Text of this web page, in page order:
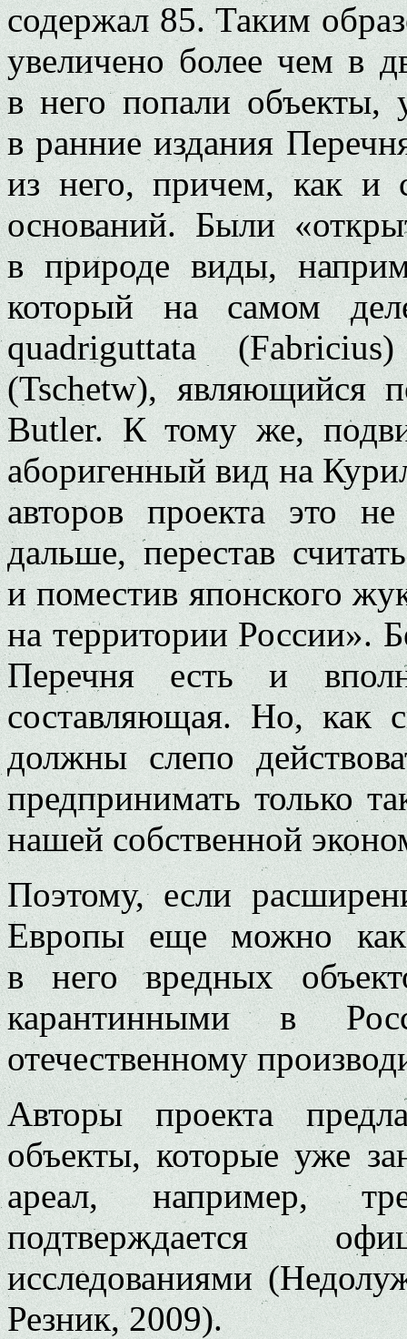
содержал 85. Таким
увеличено более чем в
в него попали объекты,
в ранние издания
из него, причем, как и
оснований. Были
в природе виды,
который на самом
quadriguttata
(Tschetw), являющийся
Butler. К тому же,
аборигенный вид на
авторов проекта это
дальше, перестав
и поместив японского
на территории России».
Перечня есть и
составляющая. Но,
должны слепо
предпринимать только
нашей собственной
Поэтому, если
Европы еще можно
в него вредных
карантинными в
отечественному
Авторы проекта
объекты, которые уже
ареал, например,
подтверждается
исследованиями
Резник, 2009).